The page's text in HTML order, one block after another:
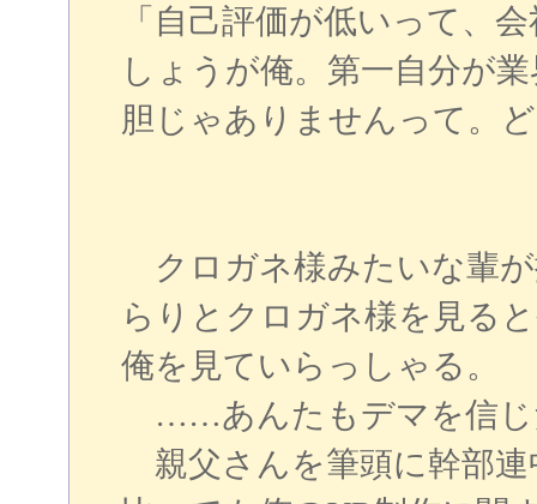
「自己評価が低いって、
しょうが俺。第一自分が
胆じゃありませんって。
クロガネ様みたいな輩
らりとクロガネ様を見る
俺を見ていらっしゃる。
……あんたもデマを信じ
親父さんを筆頭に幹部連